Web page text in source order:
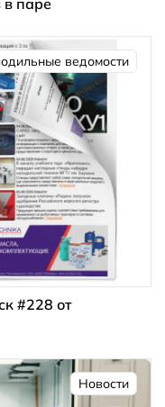
ведомости
#228 от
Новости